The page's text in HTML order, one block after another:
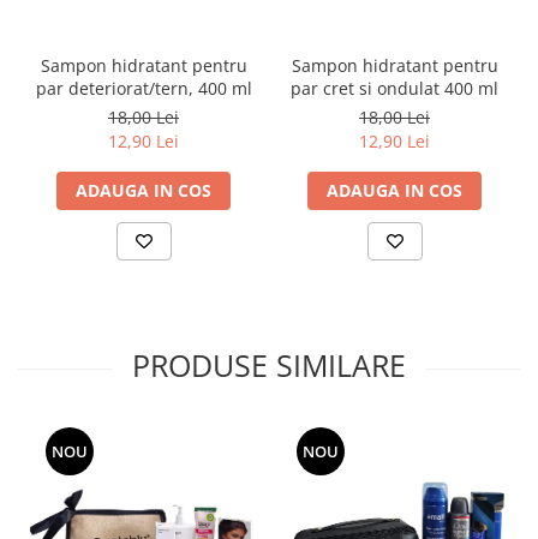
Sampon hidratant pentru
par deteriorat/tern, 400 ml
18,00 Lei
12,90 Lei
ADAUGA IN COS
Sampon hidratant pentru
par cret si ondulat 400 ml
18,00 Lei
12,90 Lei
ADAUGA IN COS
PRODUSE SIMILARE
NOU NOU